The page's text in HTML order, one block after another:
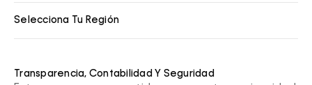
Selecciona Tu Región
Transparencia, Contabilidad Y Seguridad